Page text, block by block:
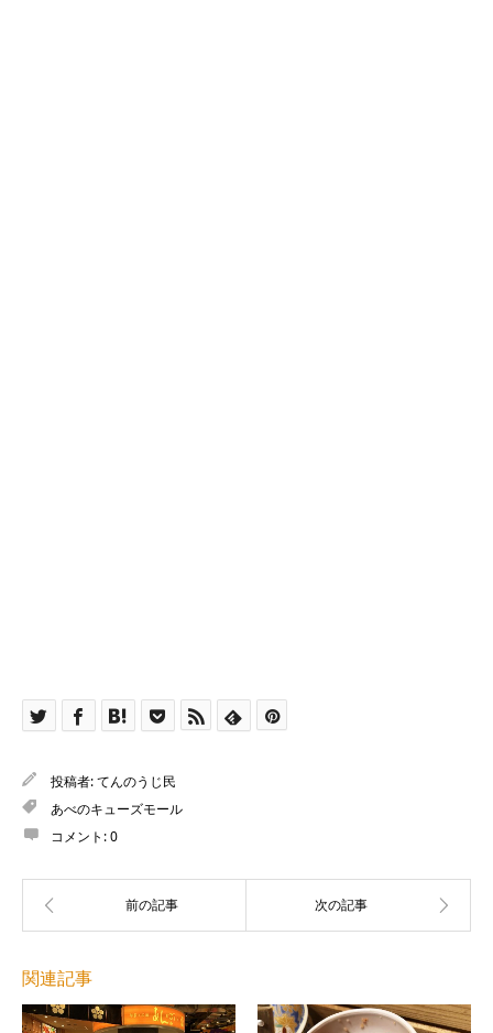
投稿者:てんのうじ民
あべのキューズモール
コメント:0
関連記事